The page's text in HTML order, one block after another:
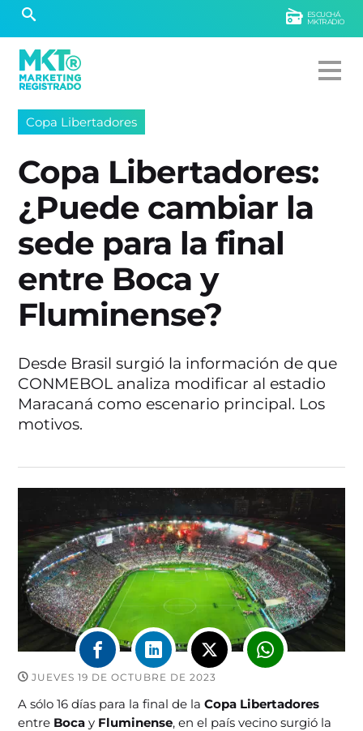
ESCUCHÁ
MKTRADIO
Copa Libertadores
Copa Libertadores:
¿Puede cambiar la
sede para la final
entre Boca y
Fluminense?
Desde Brasil surgió la información de que
CONMEBOL analiza modificar al estadio
Maracaná como escenario principal. Los
motivos.
JUEVES 19 DE OCTUBRE DE 2023
A sólo 16 días para la final de laCopa Libertadores
entre Bocay Fluminense, en el país vecino surgió la